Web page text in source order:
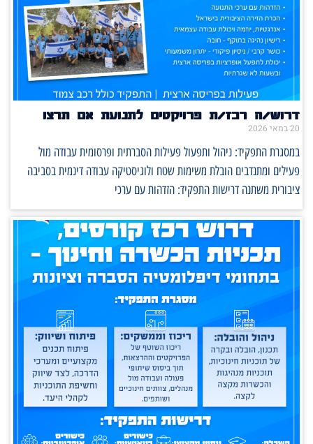
דרוש/ה רכז/ת פרויקטים לתנועת אם תרצו
20 במאי 2026
במסגרת התפקיד: ניהול ותפעול פעילות הסברתית ופרסומית עבודה מול
פעילים ומתנדבים הובלת משימות שטח ולוגיסטיקה עבודה דינמית בסביבה
ציבורית משתנה דרישות התפקיד: הזדהות עם ערכי